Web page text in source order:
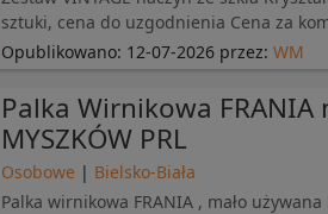
sztuki, cena do uzgodnienia Cena za
Opublikowano: 12-07-2026 przez:WM
Palka Wirnikowa FRANIA
MYSZKÓW PRL
Osobowe | Bielsko-Biała
Palka wirnikowa FRANIA , mało